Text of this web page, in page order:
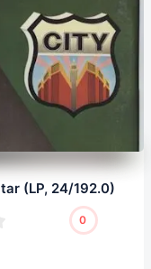
(LP, 24/192.0)
0